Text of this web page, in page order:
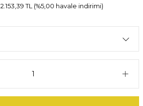
2.153,39 TL (%5,00 havale indirimi)